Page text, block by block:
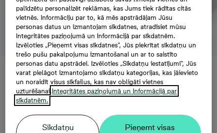
Kā finansēt jauno
mājokli?
palīdzētu personalizēt reklāmas, kas Jums tiek rādītas citās
vietnēs. Informāciju par to, kā mēs apstrādājam Jūsu
personas datus un izmantojam sīkdatnes, atradīsiet mūsu
Integritātes paziņojumā un Informācijā par sīkdatnēm.
Izvēloties „Pieņemt visas sīkdatnes”, Jūs piekrītat sīkdatņu un
trešo pušu pakalpojumu izmantošanai un ar to saistīto
personas datu apstrādei. Izvēloties „Sīkdatņu iestatījumi”, Jūs
varat pielāgot izmantojamo sīkdatņu kategorijas, kas jāievieto
un noraidīt visus sīkfailus, kas nav obligāti vietnes
uzturēšanai.Integritātes paziņojumā un Informācijā par
sīkdatnēm.
Sīkdatņu
Pieņemt visas